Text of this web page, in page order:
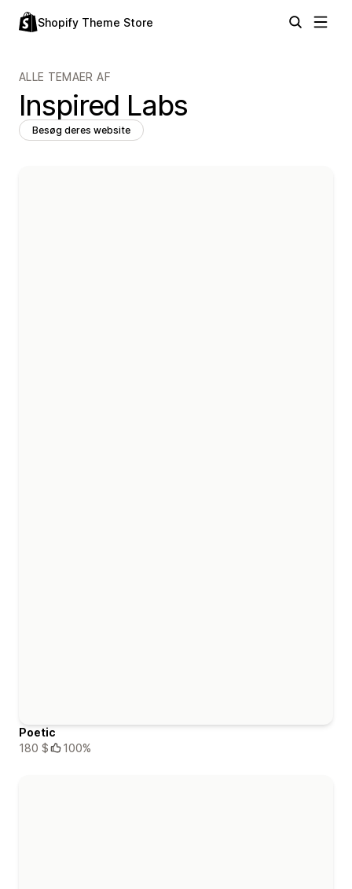
Shopify Theme Store
ALLE TEMAER AF
Inspired Labs
Besøg deres website
Poetic
180 $
100%